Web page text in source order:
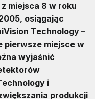
miejsca 8 w roku
osiągając
Technology –
pierwsze miejsce w
wyjaśnić
i
produkcji